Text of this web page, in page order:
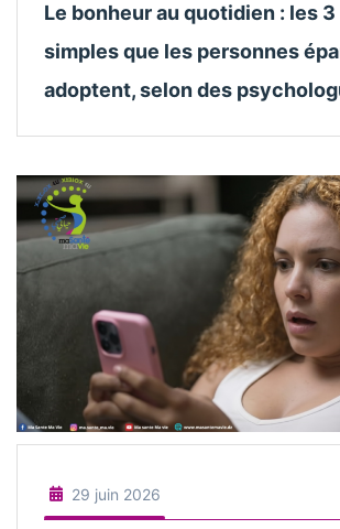
Le bonheur au quotidien : les
simples que les personnes
adoptent, selon des
29 juin 2026